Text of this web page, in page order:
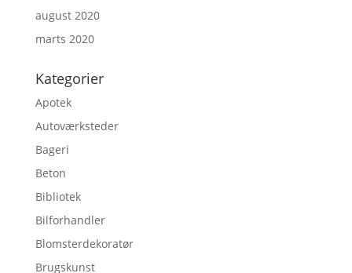
august 2020
marts 2020
Kategorier
Apotek
Autoværksteder
Bageri
Beton
Bibliotek
Bilforhandler
Blomsterdekoratør
Brugskunst